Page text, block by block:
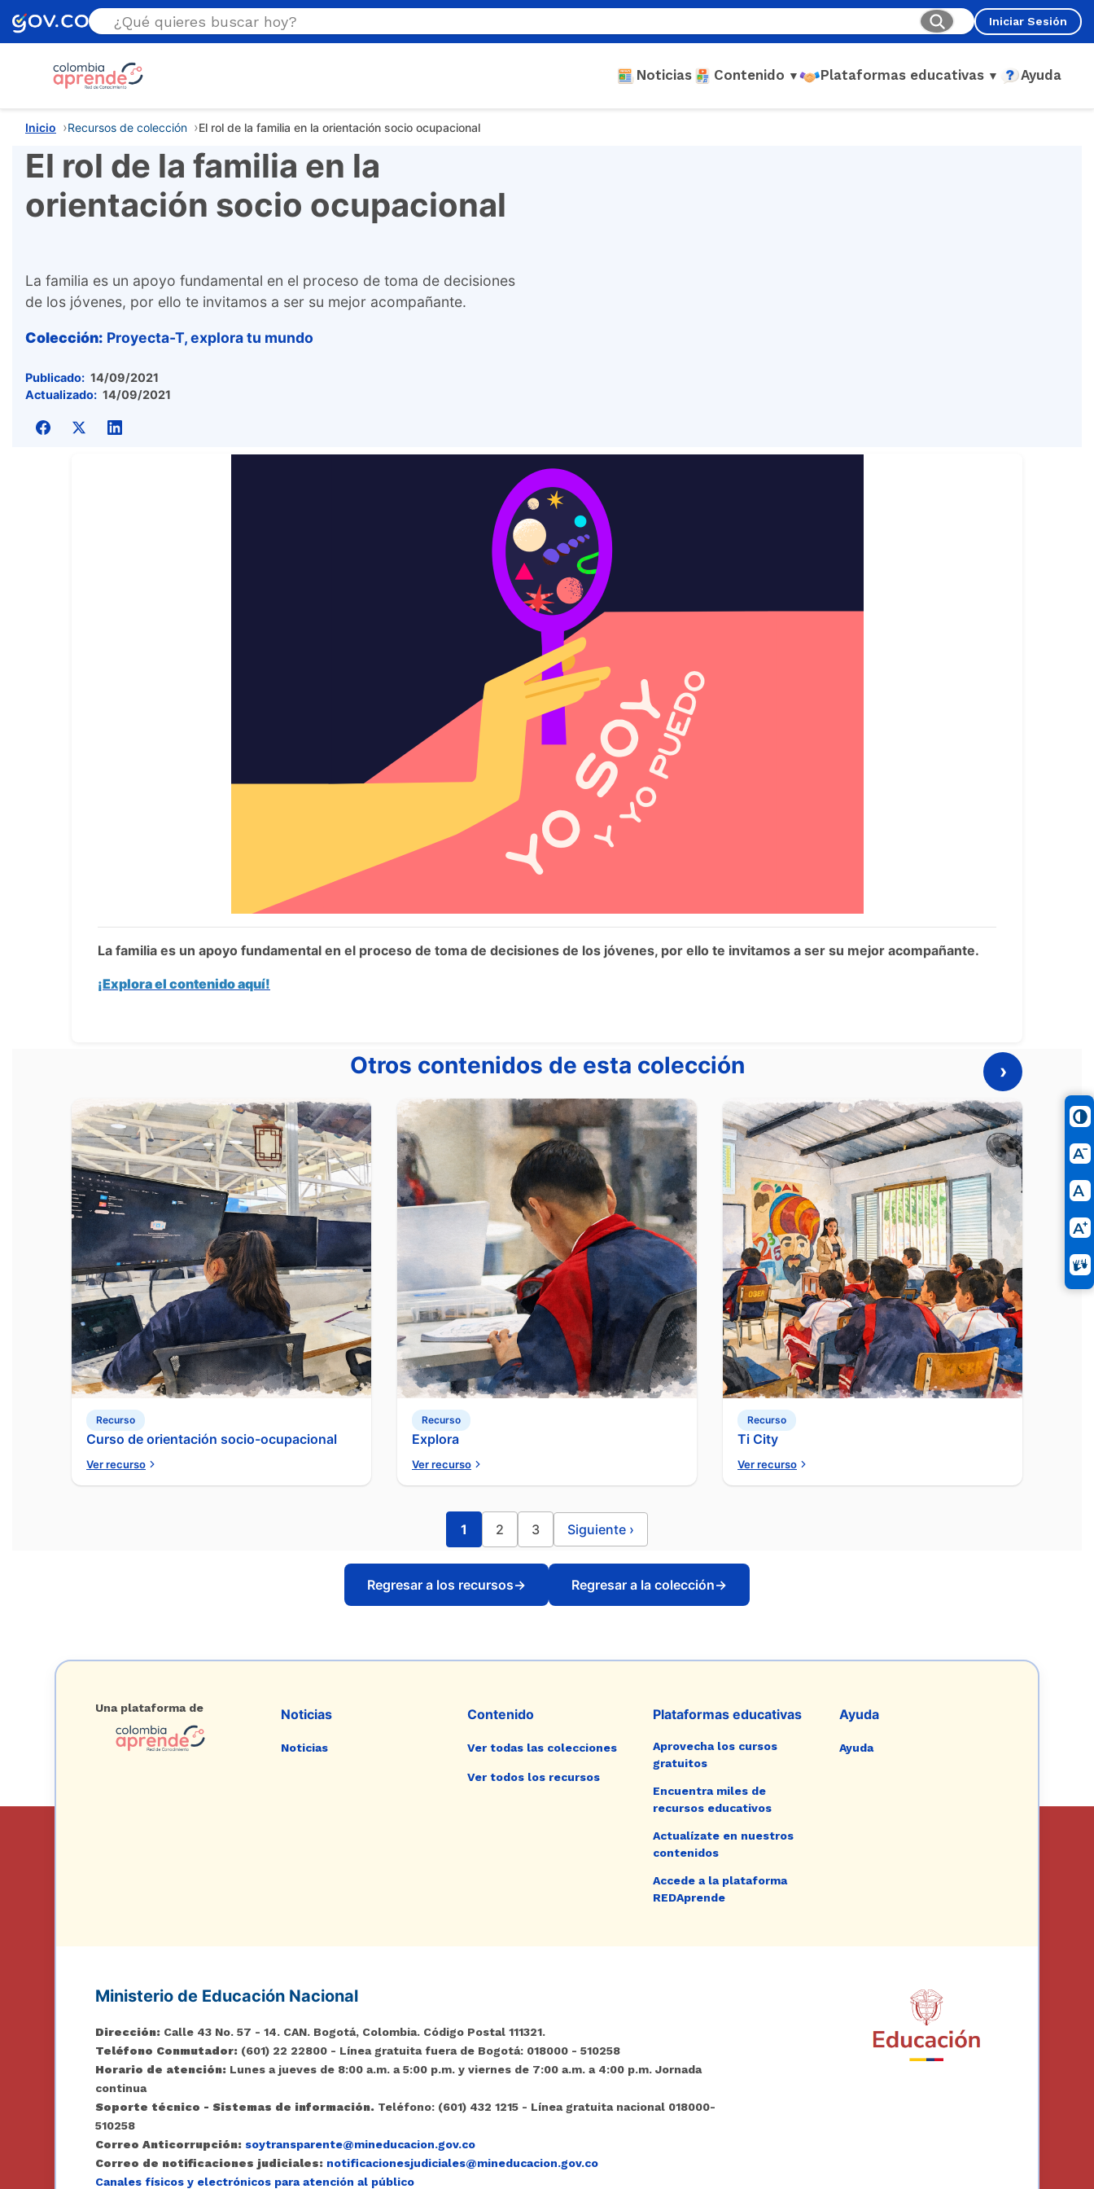
Iniciar Sesión
Noticias Contenido ▼ Plataformas educativas ▼ Ayuda
Estás aquí
Inicio Recursos de colección El rol de la familia en la orientación socio ocupacional
El rol de la familia en la
orientación socio ocupacional
La familia es un apoyo fundamental en el proceso de toma de decisiones
de los jóvenes, por ello te invitamos a ser su mejor acompañante.
Colección: Proyecta-T, explora tu mundo
Publicado: 14/09/2021
Actualizado: 14/09/2021
La familia es un apoyo fundamental en el proceso de toma de decisiones de los jóvenes, por ello te invitamos a ser su mejor acompañante.
¡Explora el contenido aquí!
Otros contenidos de esta colección ›
Recurso
Curso de orientación socio-ocupacional
Ver recurso
Recurso
Explora
Ver recurso
Recurso
Ti City
Ver recurso
1 2 3 Siguiente ›
Regresar a los recursos→ Regresar a la colección→
Una plataforma de Noticias
Noticias
Contenido
Ver todas las colecciones
Ver todos los recursos
Plataformas educativas
Aprovecha los cursos
gratuitos
Encuentra miles de
recursos educativos
Actualízate en nuestros
contenidos
Accede a la plataforma
REDAprende
Ayuda
Ayuda
Ministerio de Educación Nacional
Dirección:Calle 43 No. 57 - 14. CAN. Bogotá, Colombia. Código Postal 111321.
Teléfono Conmutador:(601) 22 22800 - Línea gratuita fuera de Bogotá: 018000 - 510258
Horario de atención:Lunes a jueves de 8:00 a.m. a 5:00 p.m. y viernes de 7:00 a.m. a 4:00 p.m. Jornada
continua
Soporte técnico - Sistemas de información.Teléfono: (601) 432 1215 - Línea gratuita nacional 018000-
510258
Correo Anticorrupción: soytransparente@mineducacion.gov.co
Correo de notificaciones judiciales: notificacionesjudiciales@mineducacion.gov.co
Canales físicos y electrónicos para atención al público